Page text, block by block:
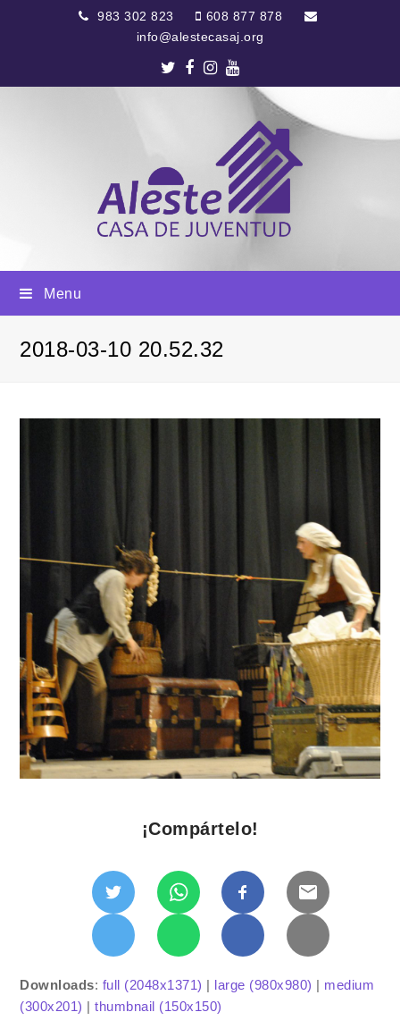
983 302 823
608 877 878
info@alestecasaj.org
Twitter
Facebook
Instagram
Youtube
Menu
2018-03-10 20.52.32
¡Compártelo!
Downloads: full (2048x1371) | large (980x980) | medium
(300x201) |thumbnail (150x150)